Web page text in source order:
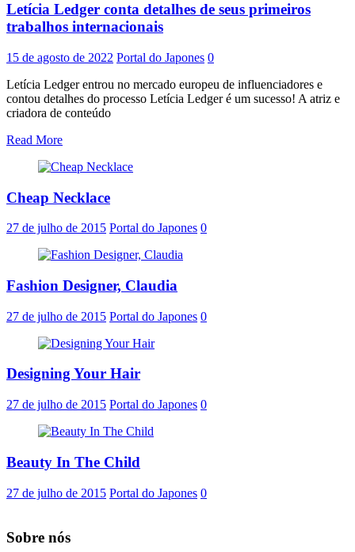
Letícia Ledger conta detalhes de seus primeiros
trabalhos internacionais
15 de agosto de 2022 Portal do Japones 0
Letícia Ledger entrou no mercado europeu de influenciadores e
contou detalhes do processo Letícia Ledger é um sucesso! A atriz e
criadora de conteúdo
Read More
Cheap Necklace
27 de julho de 2015 Portal do Japones 0
Fashion Designer, Claudia
27 de julho de 2015 Portal do Japones 0
Designing Your Hair
27 de julho de 2015 Portal do Japones 0
Beauty In The Child
27 de julho de 2015 Portal do Japones 0
Sobre nós